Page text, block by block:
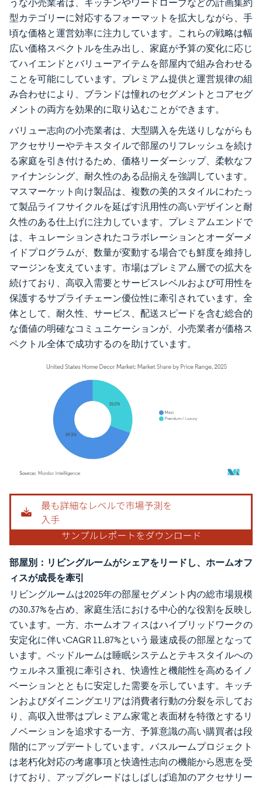
うな小売業者は、キッチンやワードローブなどの計画集約
型カテゴリーに対応するフォーマットを拡大しながら、手
頃な価格と運営効率に注力しています。これらの戦略は幅
広い価格スペクトルを生み出し、家庭が予算の変化に応じ
てハイエンドとバリューアイテムを部屋内で組み合わせる
ことを可能にしています。プレミアム提供と運営規律の組
み合わせにより、ブランドは憧れのセグメントとコアセグ
メントの両方を効果的に取り込むことができます。
バリュー志向の小売業者は、大型購入を先送りしながらも
アクセサリーやテキスタイルで部屋のリフレッシュを続け
る家庭を引き付けるため、価格リーダーシップ、柔軟なフ
ァイナンシング、耐久性のある品揃えを強調しています。
マスマーケット向け製品は、複数の美的スタイルにわたっ
て製品ライフサイクルを延ばす汎用性の高いデザインと耐
久性のある仕上げに注力しています。プレミアムエンドで
は、キュレーションされたコラボレーションとオーダーメ
イドプログラムが、数量が変動する場合でも鮮度を維持し
マージンを支えています。市場はプレミアム層での拡大を
続けており、高収入需要とサービスレベルおよび可用性を
保護するサプライチェーン優位性に牽引されています。全
体として、耐久性、サービス、配送スピードを含む総合的
な価値の明確なコミュニケーションが、小売業者が価格ス
ペクトル全体で成功するのを助けています。
画像 © Mordor Intelligence。再利用にはCC BY 4.0の表示が必要です。
部屋別：リビングルームがシェアをリードし、ホームオフ
ィスが成長を牽引
リビングルームは2025年の部屋セグメント内の総市場規模
の30.37%を占め、家庭生活における中心的な役割を反映し
ています。一方、ホームオフィスはハイブリッドワークの
安定化に伴いCAGR 11.87%という最速成長の部屋となって
います。ベッドルームは睡眠システムとテキスタイルへの
ウェルネス重視に牽引され、快適性と機能性を高めるイノ
ベーションとともに安定した需要を示しています。キッチ
ンおよびダイニングエリアは消費者行動の分裂を示してお
り、高収入世帯はプレミアム家電と表面材を特徴とするリ
ノベーションを追求する一方、予算意識の高い購買者は段
階的にアップデートしています。バスルームプロジェクト
は老朽化対応の考慮事項と快適性志向の機能から恩恵を受
けており、アップグレードはしばしば追加のアクセサリー